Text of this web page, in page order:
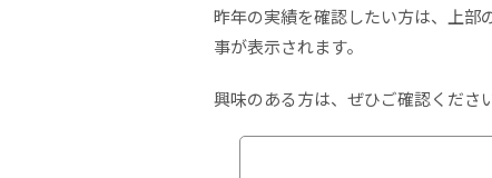
昨年の実績を確認したい方は、上部
事が表示されます。
興味のある方は、ぜひご確認くださ